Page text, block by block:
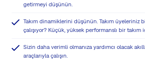
getirmeyi düşünün.
Takım dinamiklerini düşünün. Takım üyeleriniz
çalışıyor? Küçük, yüksek performanslı bir
Sizin daha verimli olmanıza yardımcı olacak
araçlarıyla çalışın.